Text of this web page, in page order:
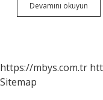
Devamını okuyun
11
https://mbys.com.tr
Sitemap